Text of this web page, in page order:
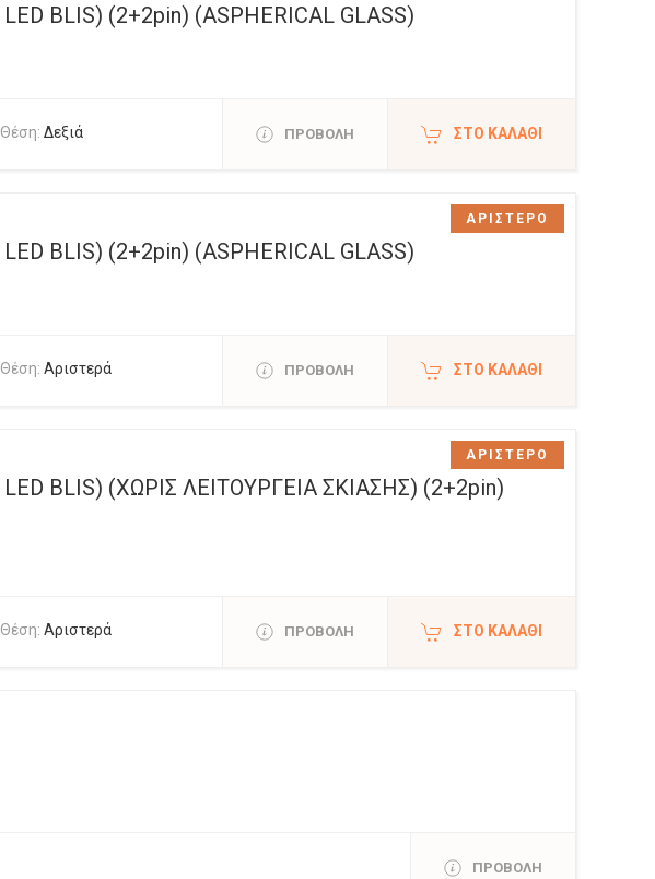
BLIS) (2+2pin) (ASPHERICAL GLASS)
Θέση: Δεξιά ΠΡΟΒΟΛΗ ΣΤΟ ΚΑΛΆΘΙ
BLIS) (2+2pin) (ASPHERICAL GLASS)
Θέση: Αριστερά ΠΡΟΒΟΛΗ ΣΤΟ ΚΑΛΆΘΙ
ΑΡΙΣΤΕΡΟ
BLIS) (ΧΩΡΙΣ ΛΕΙΤΟΥΡΓΕΙΑ ΣΚΙΑΣΗΣ) (2+2pin)
Θέση: Αριστερά ΠΡΟΒΟΛΗ ΣΤΟ ΚΑΛΆΘΙ
ΑΡΙΣΤΕΡΟ
ΠΡΟΒΟΛΗ